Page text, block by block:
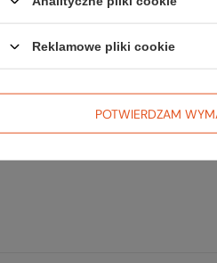
Reklamowe pliki cookie
POTWIERDZAM